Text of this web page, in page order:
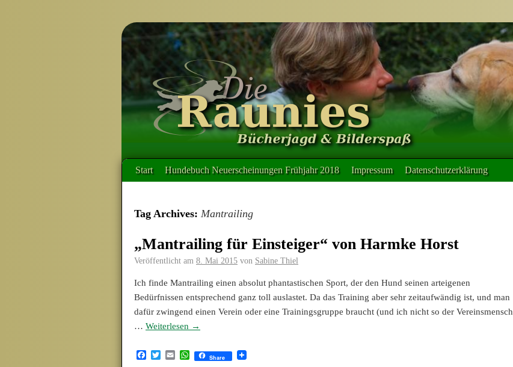
Start Hundebuch Neuerscheinungen Frühjahr 2018 Impressum Datenschutzerklärung
Tag Archives: Mantrailing
„Mantrailing für Einsteiger“ von Harmke Horst
Veröffentlicht am 8. Mai 2015 von Sabine Thiel
Ich finde Mantrailing einen absolut phantastischen Sport, der den Hund seinen arteigenen
Bedürfnissen entsprechend ganz toll auslastet. Da das Training aber sehr zeitaufwändig ist, und man
dafür zwingend einen Verein oder eine Trainingsgruppe braucht (und ich nicht so der Vereinsmensch
… Weiterlesen →
Facebook
TwitterEmailWhatsApp
Share